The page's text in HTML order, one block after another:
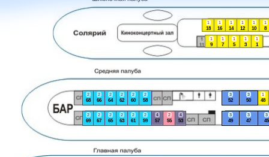
1
1
1
10
1
12
1
14
1
16
1
18
1
3
3
45
3
47
1
48
3
49
1
5
3
50
3
52
4
53
2
55
4
57
2
58
2
59
2
60
2
61
2
62
2
63
2
64
2
65
2
66
2
67
2
68
2
69
1
7
1
8
1
9